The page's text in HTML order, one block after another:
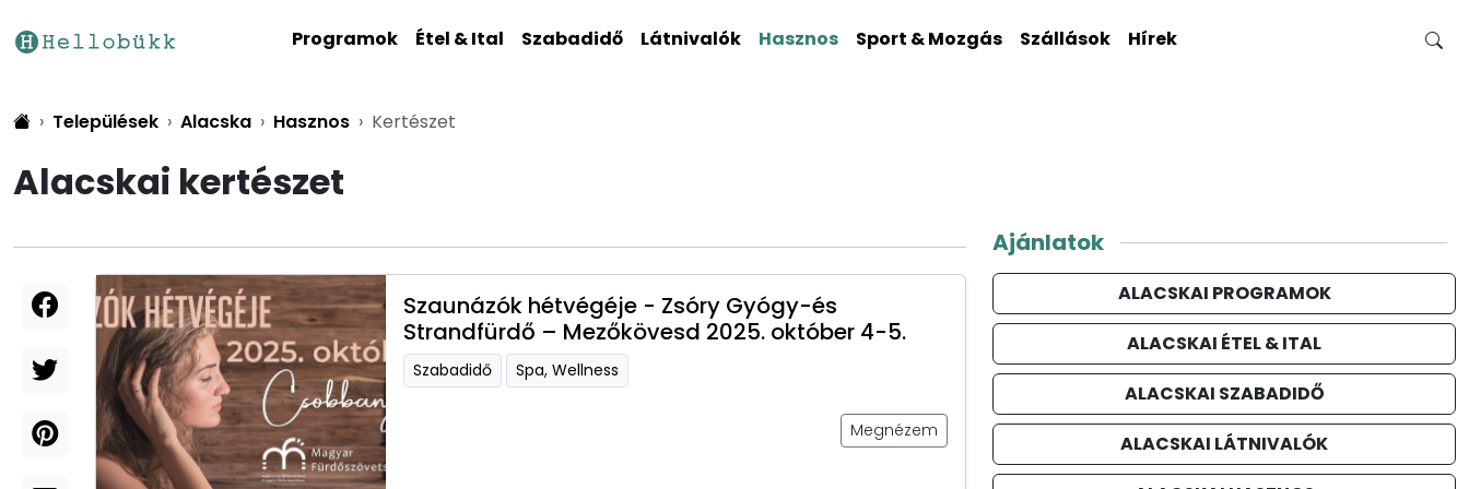
Programok Étel & Ital Szabadidő Látnivalók Hasznos Sport & Mozgás Szállások Hírek
Települések Alacska Hasznos Kertészet
Alacskai kertészet
Szaunázók hétvégéje - Zsóry Gyógy-és
Strandfürdő – Mezőkövesd 2025. október 4-5.
Szabadidő Spa, Wellness
Megnézem
Ajánlatok
ALACSKAI PROGRAMOK
ALACSKAI ÉTEL & ITAL
ALACSKAI SZABADIDŐ
ALACSKAI LÁTNIVALÓK